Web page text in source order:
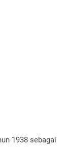
1938 sebagai